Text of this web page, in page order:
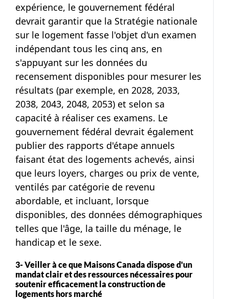
expérience, le gouvernement fédéral
devrait garantir que la Stratégie nationale
sur le logement fasse l'objet d'un examen
indépendant tous les cinq ans, en
s'appuyant sur les données du
recensement disponibles pour mesurer les
résultats (par exemple, en 2028, 2033,
2038, 2043, 2048, 2053) et selon sa
capacité à réaliser ces examens. Le
gouvernement fédéral devrait également
publier des rapports d'étape annuels
faisant état des logements achevés, ainsi
que leurs loyers, charges ou prix de vente,
ventilés par catégorie de revenu
abordable, et incluant, lorsque
disponibles, des données démographiques
telles que l'âge, la taille du ménage, le
handicap et le sexe.
3- Veiller à ce que Maisons Canada dispose d'un
mandat clair et des ressources nécessaires pour
soutenir efficacement la construction de
logements hors marché